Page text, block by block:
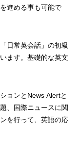
進める事も可能で
日常英会話」の初級
ます。基礎的な英文
ョンとNews Alertと
、国際ニュースに関
を行って、英語の応